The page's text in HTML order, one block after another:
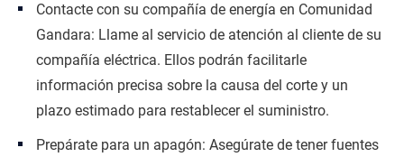
Contacte con su compañía de energía en Comunidad
Gandara: Llame al servicio de atención al cliente de su
compañía eléctrica. Ellos podrán facilitarle
información precisa sobre la causa del corte y un
plazo estimado para restablecer el suministro.
Prepárate para un apagón: Asegúrate de tener fuentes